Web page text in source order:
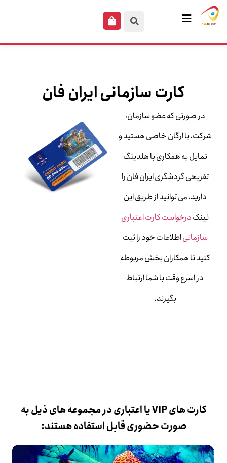
کارت سازمانی ایران فان
در صورتی که عضو سازمان،
شرکت، یا ارگان خاصی هستید و
تمایل به همکاری با هلدینگ
تفریحی گردشگری ایران فان را
دارید، می توانید از طریق این
لینکدرخواست کارت اعتباری
سازمانیاطلاعات خود را ثبت
کنید تا همکاران بخش مربوطه
در اسرع وقت با شما ارتباط
بگیرند.
کارت های VIP یا اعتباری در مجموعه های ذیل به
صورت حضوری قابل استفاده هستند: